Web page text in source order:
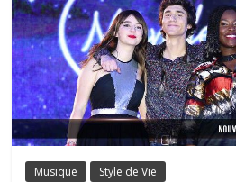
Musique Style de Vie